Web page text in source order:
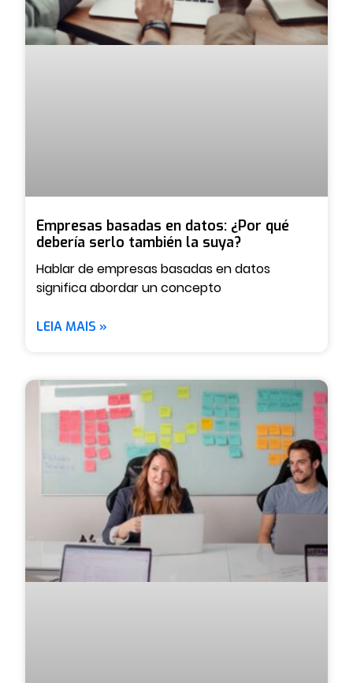
Empresas basadas en datos: ¿Por qué
debería serlo también la suya?
Hablar de empresas basadas en datos
significa abordar un concepto
LEIA MAIS »